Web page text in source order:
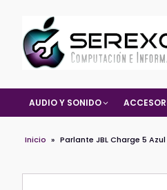
AUDIO Y SONIDO
Inicio » Parlante JBL Charge 5 Azul